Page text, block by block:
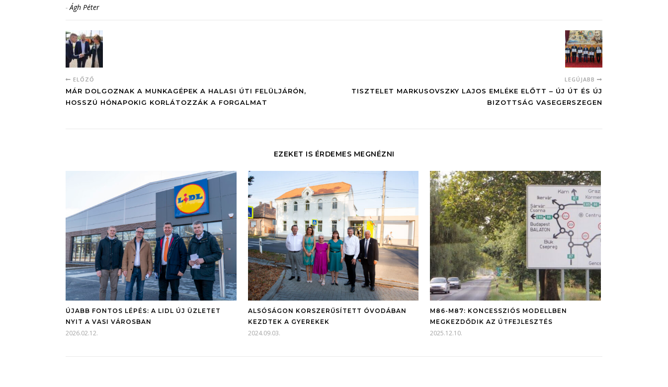
-Ágh Péter
ELŐZŐ
MÁR DOLGOZNAK A MUNKAGÉPEK A HALASI ÚTI FELÜLJÁRÓN,
HOSSZÚ HÓNAPOKIG KORLÁTOZZÁK A FORGALMAT
LEGÚJABB
TISZTELET MARKUSOVSZKY LAJOS EMLÉKE ELŐTT – ÚJ ÚT ÉS ÚJ
BIZOTTSÁG VASEGERSZEGEN
EZEKET IS ÉRDEMES MEGNÉZNI
ÚJABB FONTOS LÉPÉS: A LIDL ÚJ ÜZLETET
NYIT A VASI VÁROSBAN
2026.02.12.
ALSÓSÁGON KORSZERŰSÍTETT ÓVODÁBAN
KEZDTEK A GYEREKEK
2024.09.03.
M86-M87: KONCESSZIÓS MODELLBEN
MEGKEZDŐDIK AZ ÚTFEJLESZTÉS
2025.12.10.